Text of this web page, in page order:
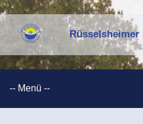
Rüsselsheimer